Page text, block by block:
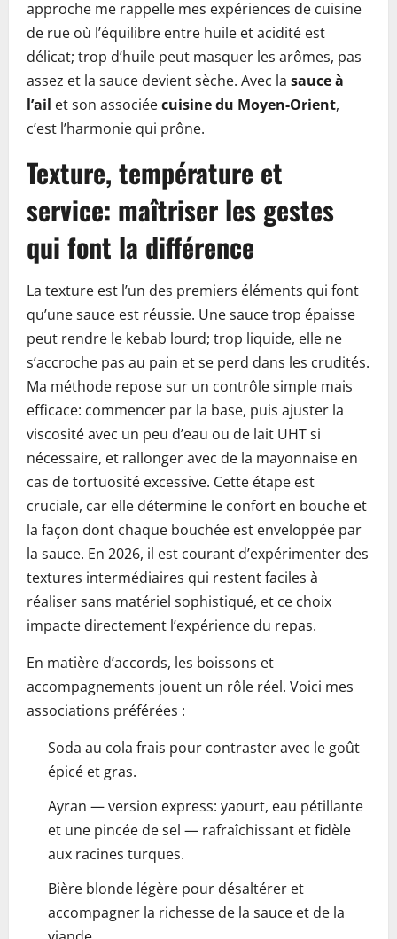
approche me rappelle mes expériences de cuisine
de rue où l’équilibre entre huile et acidité est
délicat; trop d’huile peut masquer les arômes, pas
assez et la sauce devient sèche. Avec la sauce à
l’ail et son associéecuisine du Moyen-Orient,
c’est l’harmonie qui prône.
Texture, température et
service: maîtriser les gestes
qui font la différence
La texture est l’un des premiers éléments qui font
qu’une sauce est réussie. Une sauce trop épaisse
peut rendre le kebab lourd; trop liquide, elle ne
s’accroche pas au pain et se perd dans les crudités.
Ma méthode repose sur un contrôle simple mais
efficace: commencer par la base, puis ajuster la
viscosité avec un peu d’eau ou de lait UHT si
nécessaire, et rallonger avec de la mayonnaise en
cas de tortuosité excessive. Cette étape est
cruciale, car elle détermine le confort en bouche et
la façon dont chaque bouchée est enveloppée par
la sauce. En 2026, il est courant d’expérimenter des
textures intermédiaires qui restent faciles à
réaliser sans matériel sophistiqué, et ce choix
impacte directement l’expérience du repas.
En matière d’accords, les boissons et
accompagnements jouent un rôle réel. Voici mes
associations préférées :
Soda au cola frais pour contraster avec le goût
épicé et gras.
Ayran — version express: yaourt, eau pétillante
et une pincée de sel — rafraîchissant et fidèle
aux racines turques.
Bière blonde légère pour désaltérer et
accompagner la richesse de la sauce et de la